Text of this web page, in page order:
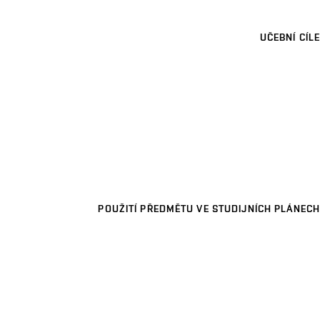
UČEBNÍ CÍLE
POUŽITÍ PŘEDMĚTU VE STUDIJNÍCH PLÁNECH